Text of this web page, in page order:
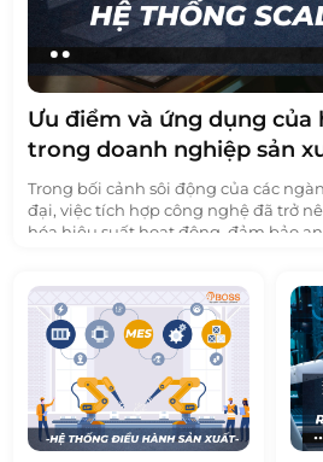
Ưu điểm và ứng dụng của
trong doanh nghiệp sản
Trong bối cảnh sôi động của các
đại, việc tích hợp công nghệ đã trở
hóa hiệu suất hoạt động, đảm bảo
Data Acquisition). Hệ thống SCADA
trong việc giám sát và điều khiển
cung cấp thông tin thời gian thực
có căn cứ. Bài viết này sẽ khám phá
SCADA, bao gồm các thành phần,
hướng tương lai.